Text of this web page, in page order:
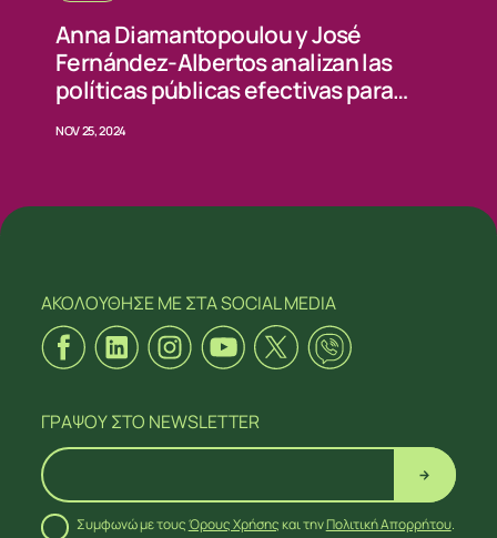
ΑΚΟΛΟΥΘΗΣΕ ΜΕΣΤΑ SOCIAL MEDIA
Anna Diamantopoulou y José
Fernández-Albertos analizan las
políticas públicas efectivas para
reducción de la desigualdad
NOV 25, 2024
ΑΚΟΛΟΥΘΗΣΕ ΜΕΣΤΑ SOCIAL MEDIA
ΓΡΑΨΟΥΣΤΟ NEWSLETTER
Συμφωνώ με τουςΌρους Χρήσηςκαι τηνΠολιτική Απορρήτου.